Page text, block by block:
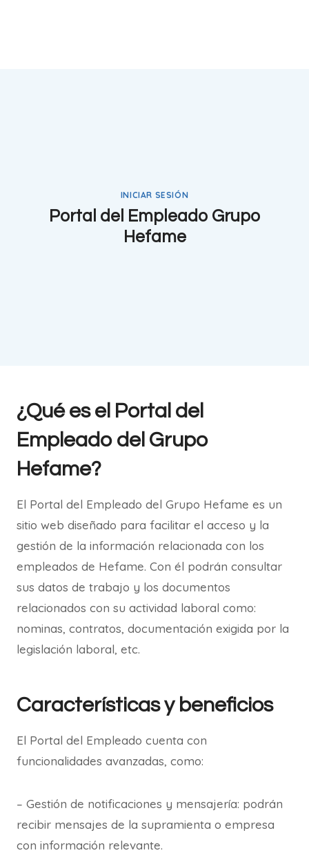
INICIAR SESIÓN
Portal del Empleado Grupo
Hefame
¿Qué es el Portal del
Empleado del Grupo
Hefame?
El Portal del Empleado del Grupo Hefame es un
sitio web diseñado para facilitar el acceso y la
gestión de la información relacionada con los
empleados de Hefame. Con él podrán consultar
sus datos de trabajo y los documentos
relacionados con su actividad laboral como:
nominas, contratos, documentación exigida por la
legislación laboral, etc.
Características y beneficios
El Portal del Empleado cuenta con
funcionalidades avanzadas, como:
– Gestión de notificaciones y mensajería: podrán
recibir mensajes de la supramienta o empresa
con información relevante.